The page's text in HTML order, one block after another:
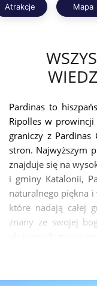
Atrakcje Mapa
Pardinas to
Ripolles w
graniczy z Pardinas
stron. Najwyższym
znajduje się na
i gminy Katalonii,
naturalnego piękna
które nadają całej
znany ze swojej